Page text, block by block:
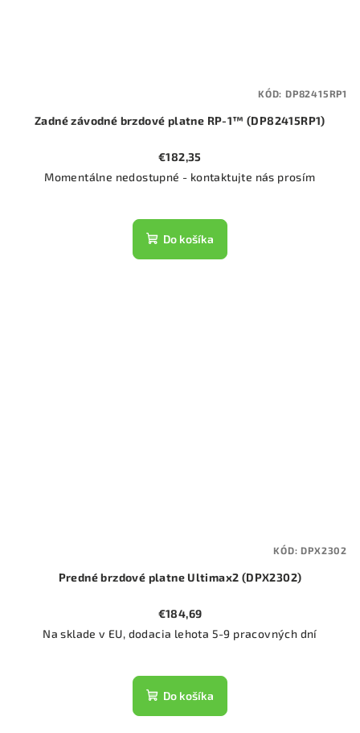
Zadné závodné brzdové platne RP-1™ (DP82415RP1)
€182,35
Momentálne nedostupné - kontaktujte nás prosím
Do košíka
KÓD: DP82415RP1
Predné brzdové platne Ultimax2 (DPX2302)
€184,69
Na sklade v EU, dodacia lehota 5-9 pracovných dní
Do košíka
KÓD:DPX2302